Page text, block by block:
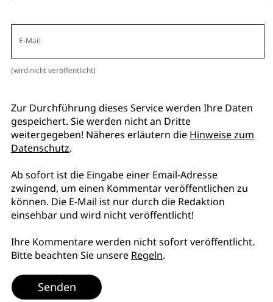
E-Mail
(wird nicht veröffentlicht)
Zur Durchführung dieses Service werden Ihre Daten
gespeichert. Sie werden nicht an Dritte
weitergegeben! Näheres erläutern die Hinweise zum
Datenschutz.
Ab sofort ist die Eingabe einer Email-Adresse
zwingend, um einen Kommentar veröffentlichen zu
können. Die E-Mail ist nur durch die Redaktion
einsehbar und wird nicht veröffentlicht!
Ihre Kommentare werden nicht sofort veröffentlicht.
Bitte beachten Sie unsere Regeln.
Senden